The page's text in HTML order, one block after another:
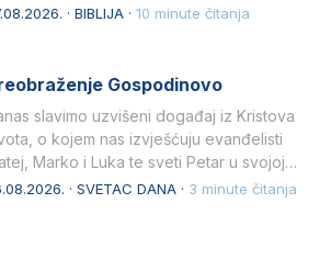
· BIBLIJA · 10 minute čitanja
Gospodinovo
slavimo uzvišeni događaj iz Kristova
o kojem nas izvješćuju evanđelisti
Marko i Luka te sveti Petar u svojoj
· SVETAC DANA · 3 minute čitanja